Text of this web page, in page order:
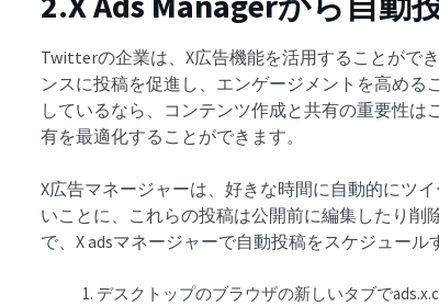
Twitterの企業は、X広告機能を活用することがで
ンスに投稿を促進し、エンゲージメントを高め
しているなら、コンテンツ作成と共有の重要性
有を最適化することができます。
X広告マネージャーは、好きな時間に自動的にツ
いことに、これらの投稿は公開前に編集したり
で、X adsマネージャーで自動投稿をスケジュール
デスクトップのブラウザの新しいタブで